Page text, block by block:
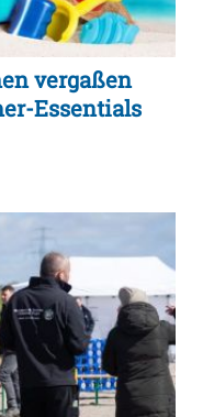
vergaßen
Essentials